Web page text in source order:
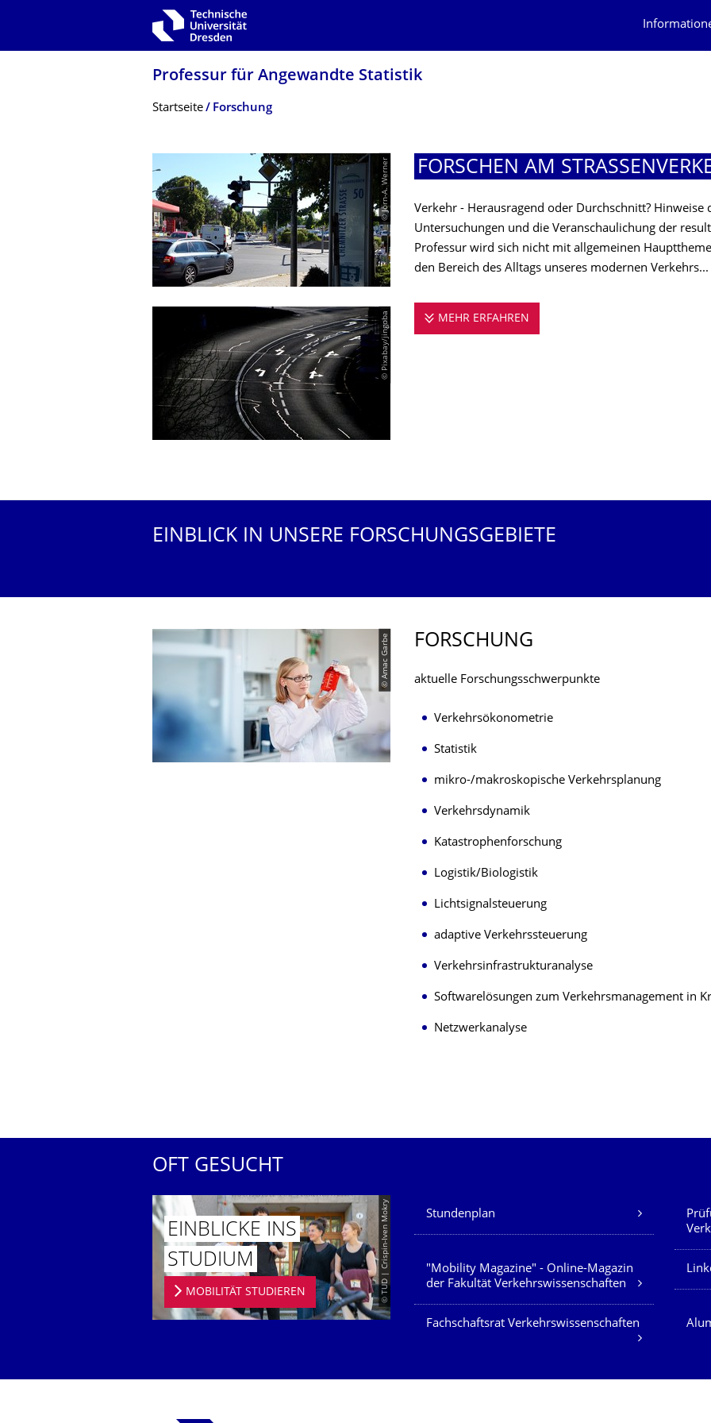
Zur Hauptnavigation springen
Professur für Angewandte Statistik
Breadcrumb-Menü
Startseite Forschung
© Jörn-A. Werner
© Pixabay/jingoba
FORSCHEN AM
Verkehr - Herausragend oder Durchschnitt? Hinweise
Untersuchungen und die Veranschaulichung der
Professur wird sich nicht mit allgemeinen
den Bereich des Alltags unseres modernen Verkehrs...
MEHR ERFAHREN
EINBLICK IN UNSERE FORSCHUNGSGEBIETE
© Amac Garbe FORSCHUNG
aktuelle Forschungsschwerpunkte
Verkehrsökonometrie
Statistik
mikro-/makroskopische Verkehrsplanung
Verkehrsdynamik
Katastrophenforschung
Logistik/Biologistik
Lichtsignalsteuerung
adaptive Verkehrssteuerung
Verkehrsinfrastrukturanalyse
Softwarelösungen zum Verkehrsmanagement in
Netzwerkanalyse
OFT GESUCHT
© TUD | Crispin-Iven Mokry
EINBLICKE INS
STUDIUM
MOBILITÄT STUDIEREN
Unsere Dienste
Stundenplan
"Mobility Magazine" - Online-Magazin
der Fakultät Verkehrswissenschaften
Fachschaftsrat Verkehrswissenschaften